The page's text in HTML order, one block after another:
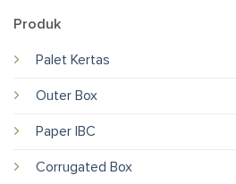
Produk
Palet Kertas
Outer Box
Paper IBC
Corrugated Box